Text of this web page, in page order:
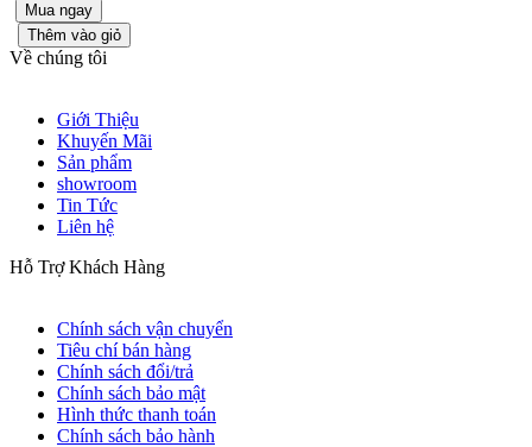
Mua ngay
Thêm vào giỏ
Về chúng tôi
Giới Thiệu
Khuyến Mãi
Sản phẩm
showroom
Tin Tức
Liên hệ
Hỗ Trợ Khách Hàng
Chính sách vận chuyển
Tiêu chí bán hàng
Chính sách đổi/trả
Chính sách bảo mật
Hình thức thanh toán
Chính sách bảo hành